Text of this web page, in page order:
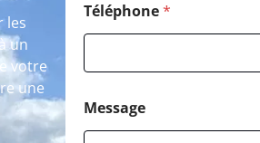
les
un
votre
une
Téléphone*
Message